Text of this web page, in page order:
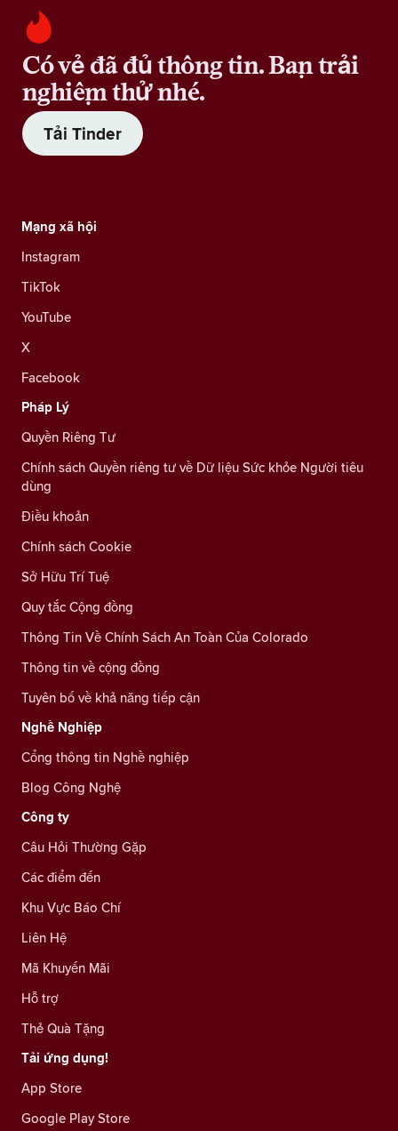
Có vẻ đã đủ thông tin. Bạn trải
nghiệm thử nhé.
Tải Tinder
Mạng xã hội
Instagram
TikTok
YouTube
X
Facebook
Pháp Lý
Quyền Riêng Tư
Chính sách Quyền riêng tư về Dữ liệu Sức khỏe Người tiêu
dùng
Điều khoản
Chính sách Cookie
Sở Hữu Trí Tuệ
Quy tắc Cộng đồng
Thông Tin Về Chính Sách An Toàn Của Colorado
Thông tin về cộng đồng
Tuyên bố về khả năng tiếp cận
Nghề Nghiệp
Cổng thông tin Nghề nghiệp
Blog Công Nghệ
Công ty
Câu Hỏi Thường Gặp
Các điểm đến
Khu Vực Báo Chí
Liên Hệ
Mã Khuyến Mãi
Hỗ trợ
Thẻ Quà Tặng
Tải ứng dụng!
App Store
Google Play Store